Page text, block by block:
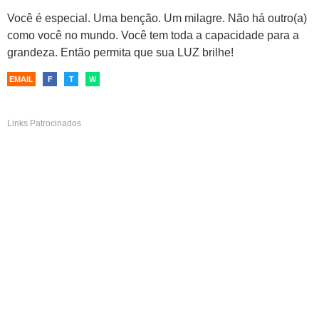
Você é especial. Uma benção. Um milagre. Não há outro(a)
como você no mundo. Você tem toda a capacidade para a
grandeza. Então permita que sua LUZ brilhe!
EMAIL F T W
Links Patrocinados